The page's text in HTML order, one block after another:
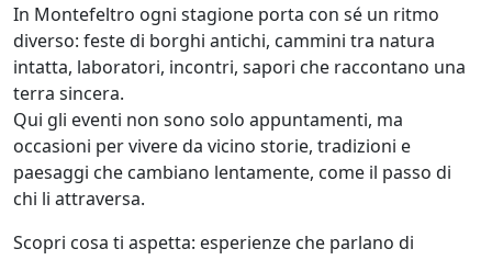
In Montefeltro ogni stagione porta con sé un ritmo
diverso: feste di borghi antichi, cammini tra natura
intatta, laboratori, incontri, sapori che raccontano una
terra sincera.
Qui gli eventi non sono solo appuntamenti, ma
occasioni per vivere da vicino storie, tradizioni e
paesaggi che cambiano lentamente, come il passo di
chi li attraversa.
Scopri cosa ti aspetta: esperienze che parlano di